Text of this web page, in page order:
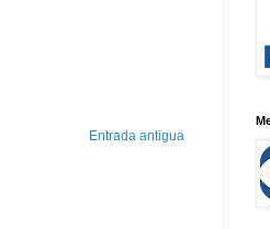
Entrada antigua